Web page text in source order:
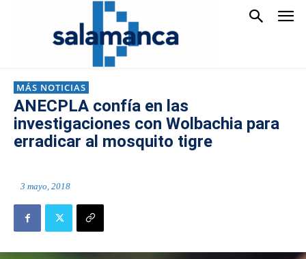
MÁS NOTICIAS
ANECPLA confía en las
investigaciones con Wolbachia para
erradicar al mosquito tigre
3 mayo, 2018